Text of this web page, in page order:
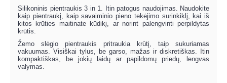
Silikoninis pientraukis 3 in 1. Itin patogus naudojimas. Naudokite
kaip pientraukį, kaip savaiminio pieno tekėjimo surinkiklį, kai iš
kitos krūties maitinate kūdikį, ar norint palengvinti perpildytas
krūtis.
Žemo slėgio pientraukis pritraukia krūtį, taip sukuriamas
vakuumas. Visiškai tylus, be garso, mažas ir diskretiškas. Itin
kompaktiškas, be jokių laidų ar papildomų priedų, lengvas
valymas.